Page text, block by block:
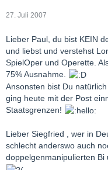
27. Juli 2007
Lieber Paul, du bist KEIN
und liebst und verstehst
SpielOper und Operette.
75% Ausnahme.
Ansonsten bist Du
ging heute mit der Post
Staatsgrenzen!
Lieber Siegfried , wer in
schlecht anderswo auch
doppelgenmanipulierten Bi